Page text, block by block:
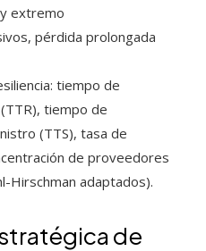
extremo
pérdida prolongada
tiempo de
tiempo de
(TTS), tasa de
de proveedores
Hirschman adaptados).
de